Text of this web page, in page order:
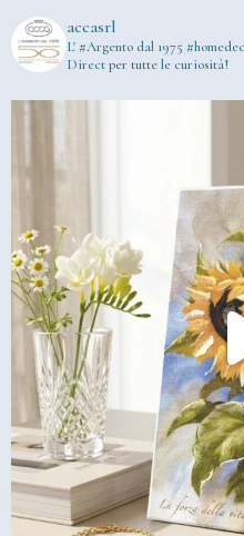
accasrl
L' #Argento dal 1975
Direct per tutte le curiosità!